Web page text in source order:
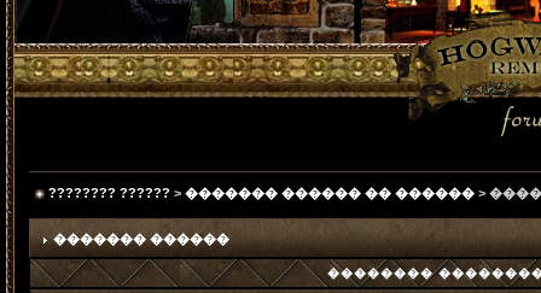
???????? ?????? > ������� ������ �� ������ >
������� ������
��������